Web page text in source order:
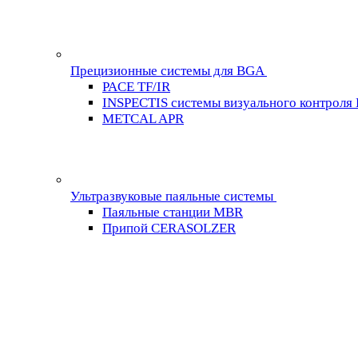
Прецизионные системы для BGA
PACE TF/IR
INSPECTIS системы визуального контроля
METCAL APR
Ультразвуковые паяльные системы
Паяльные станции MBR
Припой CERASOLZER